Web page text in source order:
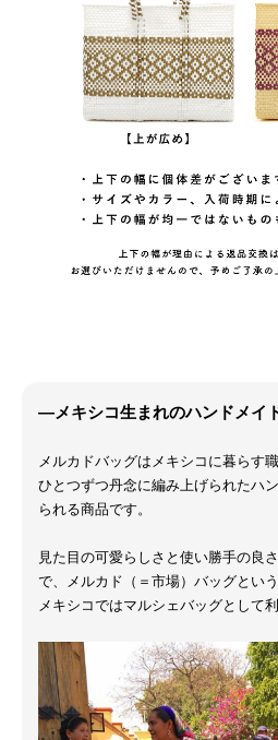
―メキシコ生まれのハンドメイ
メルカドバッグはメキシコに暮らす
ひとつずつ丹念に編み上げられたハ
られる商品です。
見た目の可愛らしさと使い勝手の良
で、メルカド（＝市場）バッグとい
メキシコではマルシェバッグとして